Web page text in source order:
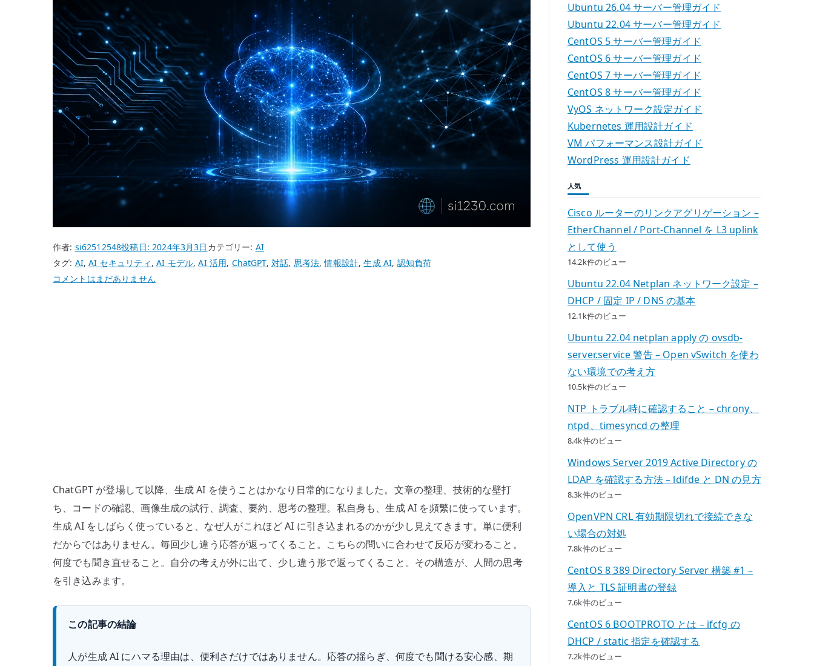
作者: si62512548投稿日:2024年3月3日 カテゴリー: AI
タグ: AI,AI セキュリティ ,AI モデル,AI 活用, ChatGPT, 対話, 思考法,情報設計,生成 AI, 認知負荷
な
回
少
し
違
う
答
コメントはまだありません
ChatGPT が登場して以降、生成 AI を使うことはかなり日常的になりました。文章の整理、技術的な壁打
ち、コードの確認、画像生成の試行、調査、要約、思考の整理。私自身も、生成 AI を頻繁に使っています。
生成 AI をしばらく使っていると、なぜ人がこれほど AI に引き込まれるのかが少し見えてきます。単に便利
だからではありません。毎回少し違う応答が返ってくること。こちらの問いに合わせて反応が変わること。
何度でも聞き直せること。自分の考えが外に出て、少し違う形で返ってくること。その構造が、人間の思考
を引き込みます。
この記事の結論
人が生成 AI にハマる理由は、便利さだけではありません。応答の揺らぎ、何度でも聞ける安心感、期
Ubuntu 26.04 サーバー管理ガイド
Ubuntu 22.04 サーバー管理ガイド
CentOS 5 サーバー管理ガイド
CentOS 6 サーバー管理ガイド
CentOS 7 サーバー管理ガイド
CentOS 8 サーバー管理ガイド
VyOS ネットワーク設定ガイド
Kubernetes 運用設計ガイド
VM パフォーマンス設計ガイド
WordPress 運用設計ガイド
人気
Cisco ルーターのリンクアグリゲーション –
EtherChannel / Port-Channel を L3 uplink
として使う
14.2k件のビュー
Ubuntu 22.04 Netplan ネットワーク設定 –
DHCP / 固定 IP / DNS の基本
12.1k件のビュー
Ubuntu 22.04 netplan apply の ovsdb-
server.service 警告 – Open vSwitch を使わ
ない環境での考え方
10.5k件のビュー
NTP トラブル時に確認すること – chrony、
ntpd、timesyncd の整理
8.4k件のビュー
Windows Server 2019 Active Directory の
LDAP を確認する方法 – ldifde と DN の見方
8.3k件のビュー
OpenVPN CRL 有効期限切れで接続できな
い場合の対処
7.8k件のビュー
CentOS 8 389 Directory Server 構築 #1 –
導入と TLS 証明書の登録
7.6k件のビュー
CentOS 6 BOOTPROTO とは – ifcfg の
DHCP / static 指定を確認する
7.2k件のビュー